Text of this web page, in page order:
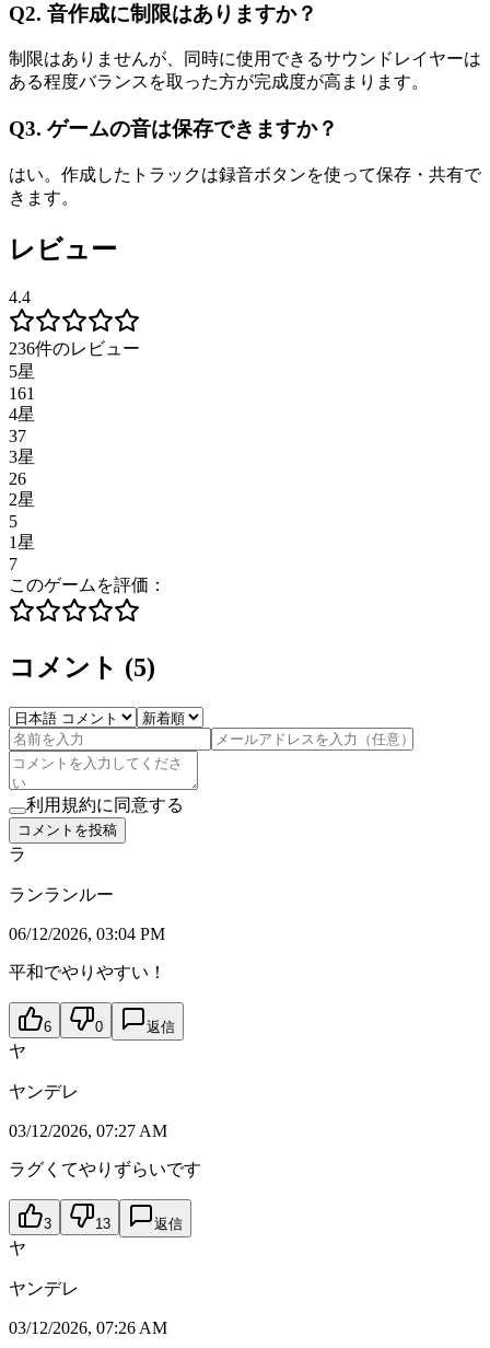
Q2. 音作成に制限はありますか？
制限はありませんが、同時に使用できるサウンドレイヤーは
ある程度バランスを取った方が完成度が高まります。
Q3. ゲームの音は保存できますか？
はい。作成したトラックは録音ボタンを使って保存・共有で
きます。
レビュー
4.4
236件のレビュー
5星
161
4星
37
3星
26
2星
5
1星
7
このゲームを評価：
コメント (5)
利用規約に同意する
コメントを投稿
ラ
ランランルー
06/12/2026, 03:04 PM
平和でやりやすい！
6 0 返信
ヤ
ヤンデレ
03/12/2026, 07:27 AM
ラグくてやりずらいです
3 13 返信
ヤ
ヤンデレ
03/12/2026, 07:26 AM